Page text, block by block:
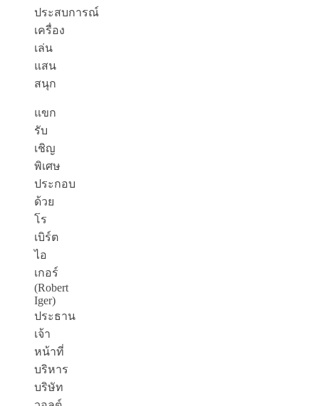
ประสบการณ์
เครื่อง
เล่น
แสน
สนุก
แขก
รับ
เชิญ
พิเศษ
ประกอบ
ด้วย
โร
เบิร์ต
ไอ
เกอร์
(Robert
Iger)
ประธาน
เจ้า
หน้าที่
บริหาร
บริษัท